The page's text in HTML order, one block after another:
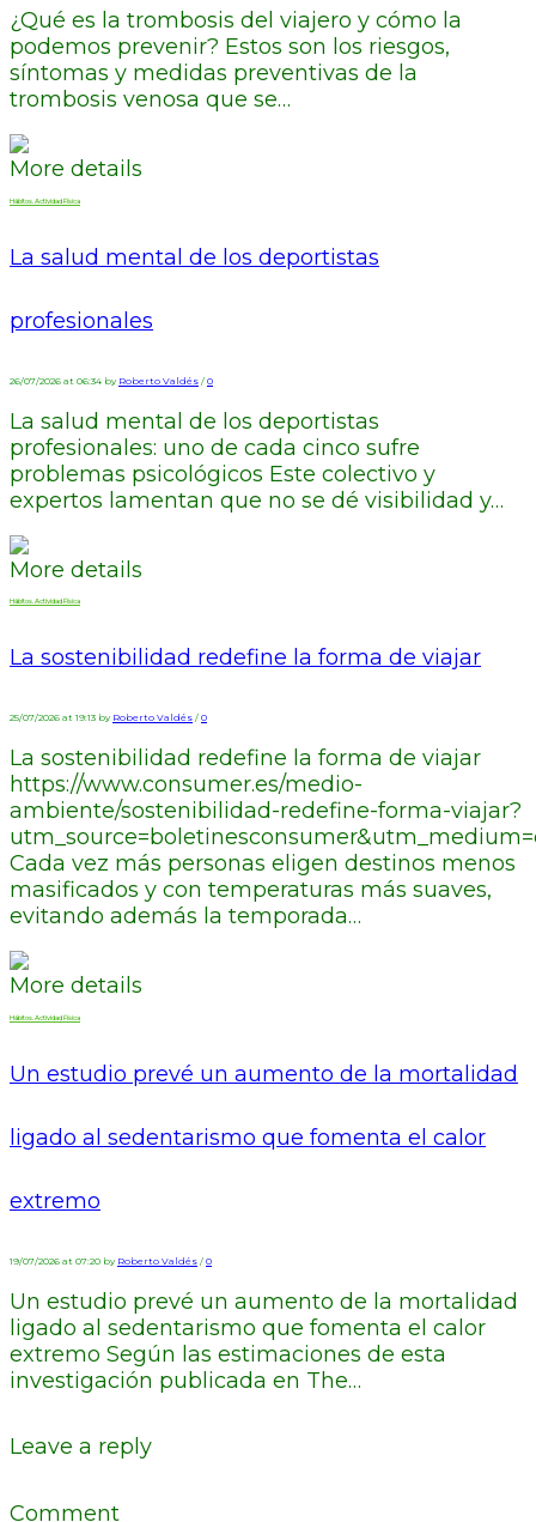
¿Qué es la trombosis del viajero y cómo la
podemos prevenir? Estos son los riesgos,
síntomas y medidas preventivas de la
trombosis venosa que se…
More details
Hábitos. Actividad Física
La salud mental de los deportistas
profesionales
26/07/2026 at 06:34 by Roberto Valdés / 0
La salud mental de los deportistas
profesionales: uno de cada cinco sufre
problemas psicológicos Este colectivo y
expertos lamentan que no se dé visibilidad y…
More details
Hábitos. Actividad Física
La sostenibilidad redefine la forma de viajar
25/07/2026 at 19:13 by Roberto Valdés / 0
La sostenibilidad redefine la forma de viajar
https://www.consumer.es/medio-
ambiente/sostenibilidad-redefine-forma-viajar?
Cada vez más personas eligen destinos menos
masificados y con temperaturas más suaves,
evitando además la temporada…
More details
Hábitos. Actividad Física
Un estudio prevé un aumento de la mortalidad
ligado al sedentarismo que fomenta el calor
extremo
19/07/2026 at 07:20 by Roberto Valdés / 0
Un estudio prevé un aumento de la mortalidad
ligado al sedentarismo que fomenta el calor
extremo Según las estimaciones de esta
investigación publicada en The…
Leave a reply
Comment